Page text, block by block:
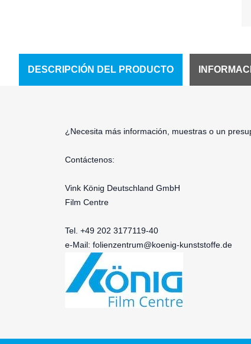
DESCRIPCIÓN DEL PRODUCTO
¿Necesita más información, muestras o un
Contáctenos:
Vink König Deutschland GmbH
Film Centre
Tel. +49 202 3177119-40
e-Mail: folienzentrum@koenig-kunststoffe.de